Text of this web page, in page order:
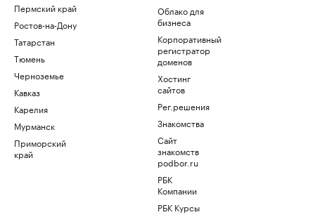
Пермский край
Ростов-на-Дону
Татарстан
Тюмень
Черноземье
Кавказ
Карелия
Мурманск
Приморский
край
Облако для
бизнеса
Корпоративный
регистратор
доменов
Хостинг
сайтов
Рег.решения
Знакомства
Сайт
знакомств
podbor.ru
РБК
Компании
РБК Курсы